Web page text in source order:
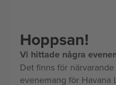
Hoppsan!
Vi hittade några
Det finns för
evenemang för Havana